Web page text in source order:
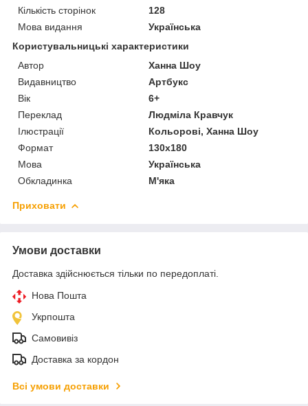
Кількість сторінок
128
Мова видання
Українська
Користувальницькі характеристики
Автор
Ханна Шоу
Видавництво
Артбукс
Вік
6+
Переклад
Людміла Кравчук
Ілюстрації
Кольорові, Ханна Шоу
Формат
130х180
Мова
Українська
Обкладинка
М'яка
Приховати
Умови доставки
Доставка здійснюється тільки по передоплаті.
Нова Пошта
Укрпошта
Самовивіз
Доставка за кордон
Всі умови доставки